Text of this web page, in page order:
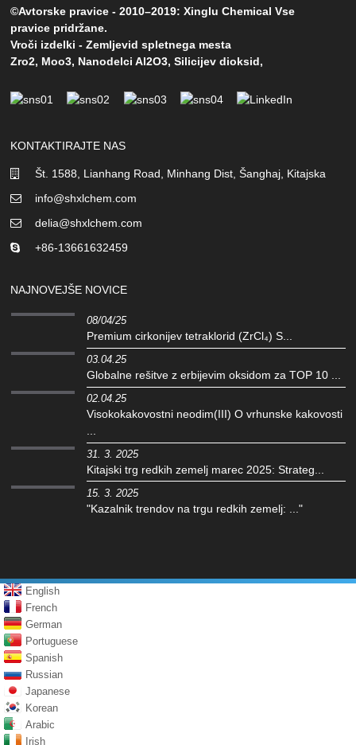
©Avtorske pravice - 2010–2019: Xinglu Chemical Vse
pravice pridržane.
Vroči izdelki -Zemljevid spletnega mesta
Zro2, Moo3, Nanodelci Al2O3,Silicijev dioksid,
KONTAKTIRAJTE NAS
Št. 1588, Lianhang Road, Minhang Dist, Šanghaj, Kitajska
info@shxlchem.com
delia@shxlchem.com
+86-13661632459
NAJNOVEJŠE NOVICE
08/04/25
Premium cirkonijev tetraklorid (ZrCl₄) S...
03.04.25
Globalne rešitve z erbijevim oksidom za TOP 10 ...
02.04.25
Visokokakovostni neodim(III) O vrhunske kakovosti
31. 3. 2025
Kitajski trg redkih zemelj marec 2025: Strateg...
15. 3. 2025
"Kazalnik trendov na trgu redkih zemelj: ..."
English
French
German
Portuguese
Spanish
Russian
Japanese
Korean
Arabic
Irish